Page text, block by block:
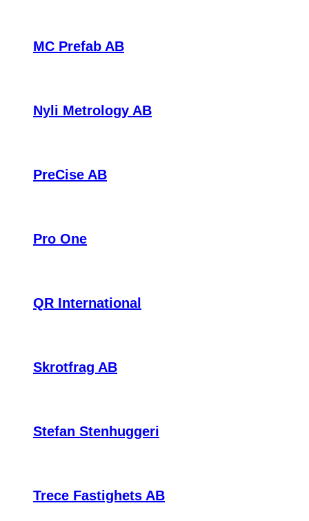
MC Prefab AB
Nyli Metrology AB
PreCise AB
Pro One
QR International
Skrotfrag AB
Stefan Stenhuggeri
Trece Fastighets AB